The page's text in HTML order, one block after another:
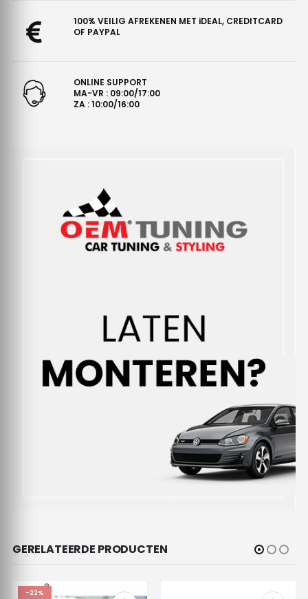
100% VEILIG AFREKENEN MET iDEAL, CREDITCARD
OF PAYPAL
ONLINE SUPPORT
MA-VR : 09:00/17:00
ZA : 10:00/16:00
GERELATEERDE PRODUCTEN
-22%